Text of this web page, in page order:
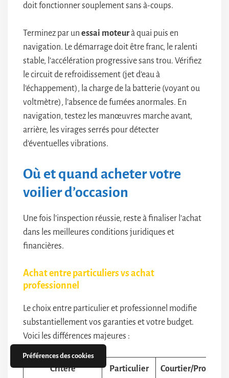
Préférences des cookies
doit fonctionner souplement sans à-coups.
Terminez par un essai moteurà quai puis en
navigation. Le démarrage doit être franc, le ralenti
stable, l’accélération progressive sans trou. Vérifiez
le circuit de refroidissement (jet d’eau à
l’échappement), la charge de la batterie (voyant ou
voltmètre), l’absence de fumées anormales. En
navigation, testez les manœuvres marche avant,
arrière, les virages serrés pour détecter
d’éventuelles vibrations.
Où et quand acheter votre
voilier d’occasion
Une fois l’inspection réussie, reste à finaliser l’achat
dans les meilleures conditions juridiques et
financières.
Achat entre particuliers vs achat
professionnel
Le choix entre particulier et professionnel modifie
substantiellement vos garanties et votre budget.
Voici les différences majeures :
Critère Particulier Courtier/